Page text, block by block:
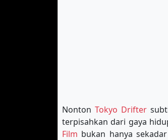
NontonTokyo Drifter
terpisahkan dari gaya
Film bukan hanya